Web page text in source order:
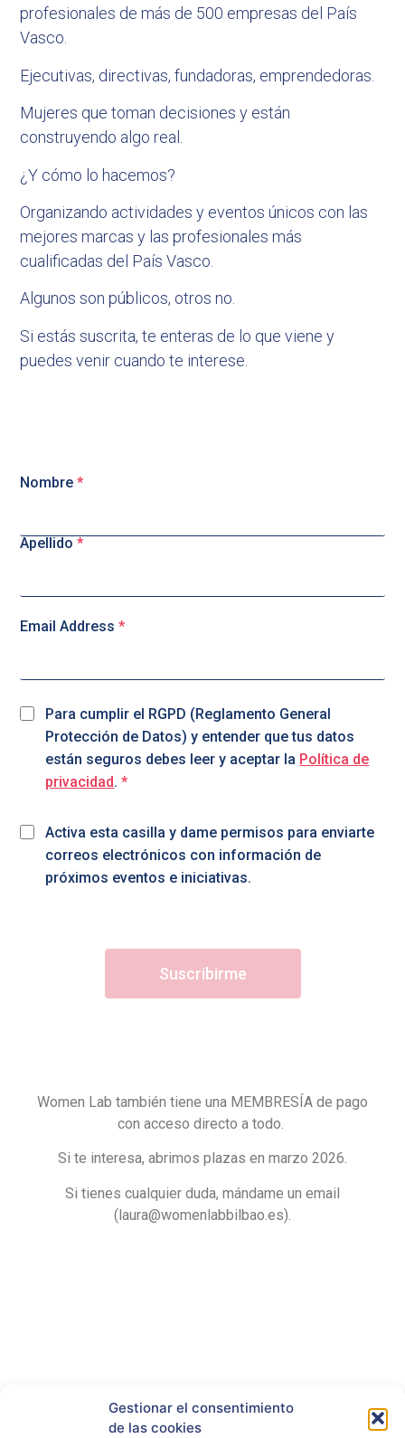
Gestionar el consentimiento
de las cookies
profesionales de más de 500 empresas del País
Vasco.
Ejecutivas, directivas, fundadoras, emprendedoras.
Mujeres que toman decisiones y están
construyendo algo real.
¿Y cómo lo hacemos?
Organizando actividades y eventos únicos con las
mejores marcas y las profesionales más
cualificadas del País Vasco.
Algunos son públicos, otros no.
Si estás suscrita, te enteras de lo que viene y
puedes venir cuando te interese.
Nombre*
Apellido*
Email Address*
Para cumplir el RGPD (Reglamento General
Protección de Datos) y entender que tus datos
están seguros debes leer y aceptar la Política de
privacidad.*
Activa esta casilla y dame permisos para enviarte
correos electrónicos con información de
próximos eventos e iniciativas.
Women Lab también tiene una MEMBRESÍA de pago
con acceso directo a todo.
Si te interesa, abrimos plazas en marzo 2026.
Si tienes cualquier duda, mándame un email
(laura@womenlabbilbao.es).
RRSS